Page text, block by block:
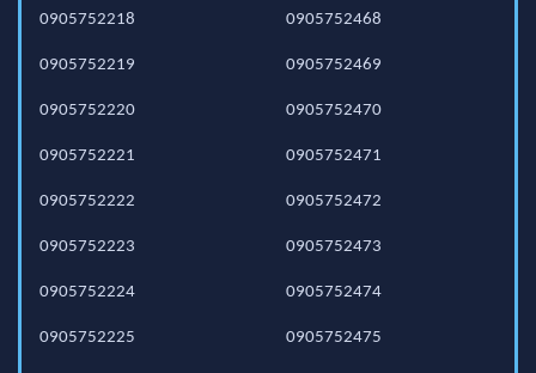
0905752218
0905752219
0905752220
0905752221
0905752222
0905752223
0905752224
0905752225
0905752468
0905752469
0905752470
0905752471
0905752472
0905752473
0905752474
0905752475